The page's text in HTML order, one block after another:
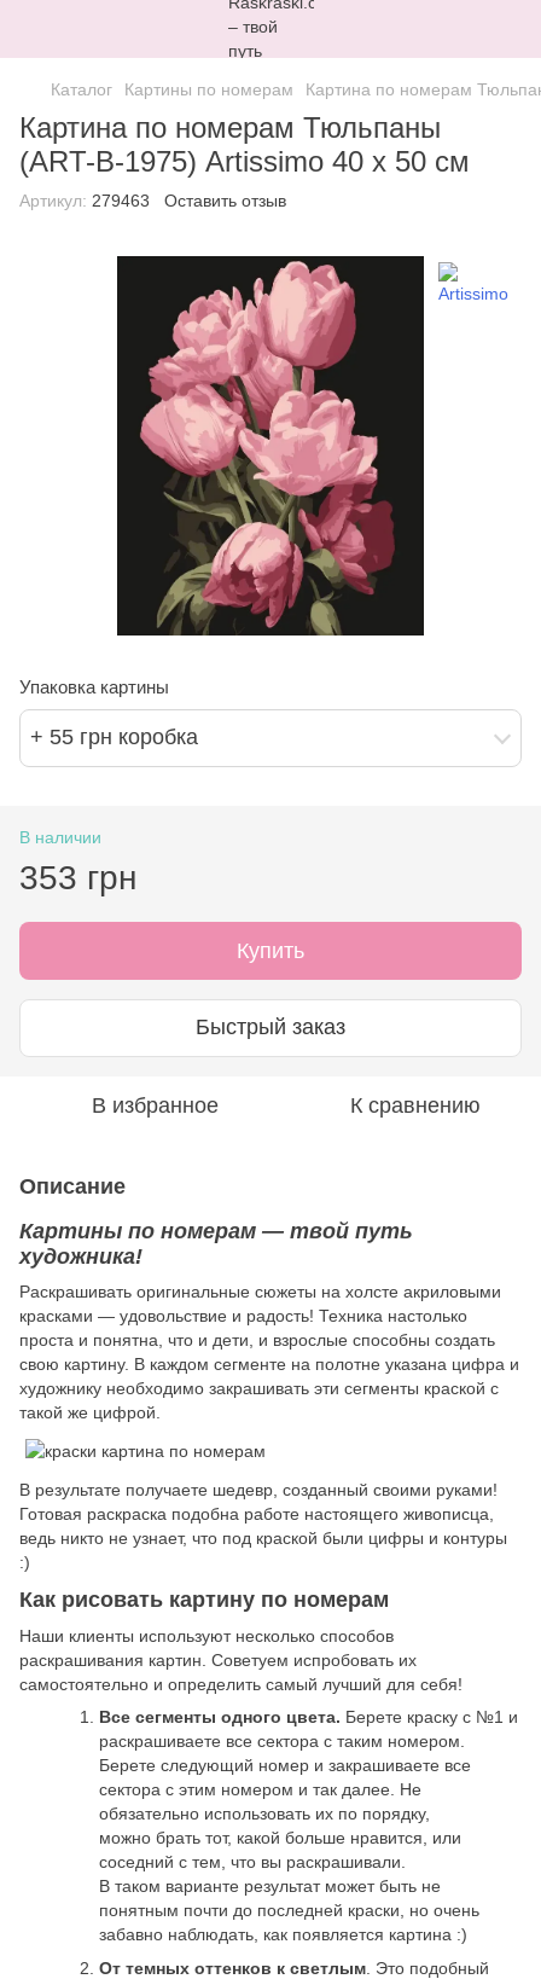
Каталог Картины по номерам Картина по номерам
Картина по номерам Тюльпаны
(ART-B-1975) Artissimo 40 х 50 см
Артикул: 279463 Оставить отзыв
Упаковка картины
+ 55 грн коробка
В наличии
353 грн
Купить
Быстрый заказ
В избранное К сравнению
Описание
Картины по номерам — твой путь
художника!
Раскрашивать оригинальные сюжеты на холсте акриловыми
красками — удовольствие и радость! Техника настолько
проста и понятна, что и дети, и взрослые способны создать
свою картину. В каждом сегменте на полотне указана цифра и
художнику необходимо закрашивать эти сегменты краской с
такой же цифрой.
В результате получаете шедевр, созданный своими руками!
Готовая раскраска подобна работе настоящего живописца,
ведь никто не узнает, что под краской были цифры и контуры
:)
Как рисовать картину по номерам
Наши клиенты используют несколько способов
раскрашивания картин. Советуем испробовать их
самостоятельно и определить самый лучший для себя!
Все сегменты одного цвета. Берете краску с №1 и
раскрашиваете все сектора с таким номером.
Берете следующий номер и закрашиваете все
сектора с этим номером и так далее. Не
обязательно использовать их по порядку,
можно брать тот, какой больше нравится, или
соседний с тем, что вы раскрашивали.
В таком варианте результат может быть не
понятным почти до последней краски, но очень
забавно наблюдать, как появляется картина :)
От темных оттенков к светлым . Это подобный